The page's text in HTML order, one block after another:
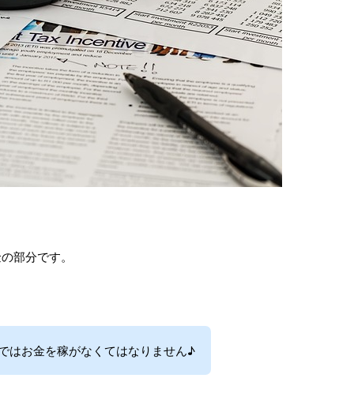
部分です。
はお金を稼がなくてはなりません♪